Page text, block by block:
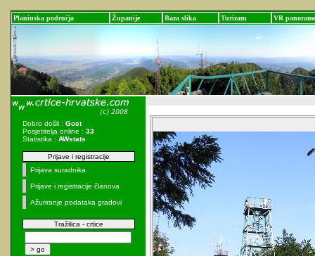
Planinska područja Županije Baza slika Turizam VR panorame
Dobro došli : Gost
Posjetitelja online : 33
Statistika : AWstats
Prijave i registracije
Prijava suradnika
Prijave i registracije članova
Ažuriranje podataka gradovi
Tražilica - crtice